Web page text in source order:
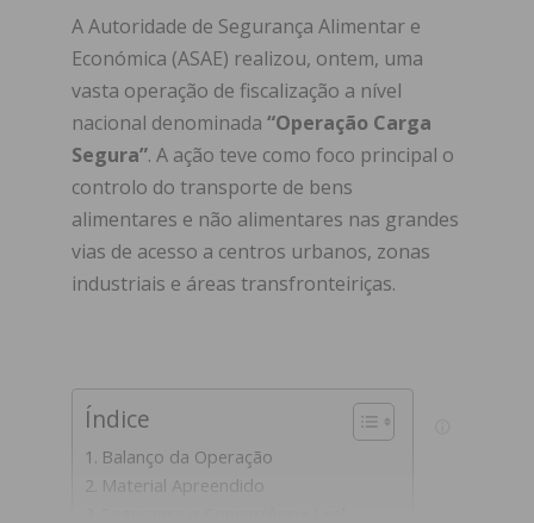
A Autoridade de Segurança Alimentar e
Económica (ASAE) realizou, ontem, uma
vasta operação de fiscalização a nível
nacional denominada “Operação Carga
Segura”. A ação teve como foco principal o
controlo do transporte de bens
alimentares e não alimentares nas grandes
vias de acesso a centros urbanos, zonas
industriais e áreas transfronteiriças.
Índice
Balanço da Operação
Material Apreendido